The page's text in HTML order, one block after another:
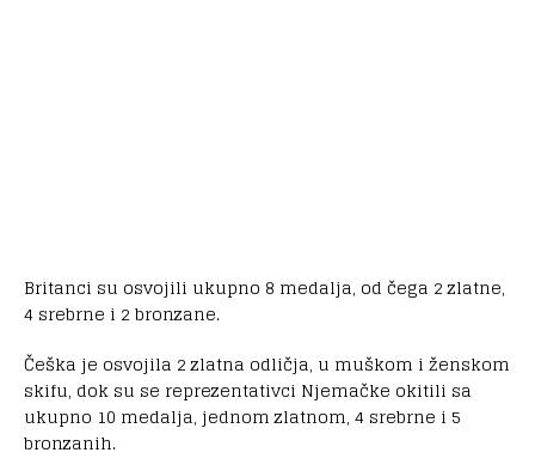
Britanci su osvojili ukupno 8 medalja, od čega 2 zlatne,
4 srebrne i 2 bronzane.
Češka je osvojila 2 zlatna odličja, u muškom i ženskom
skifu, dok su se reprezentativci Njemačke okitili sa
ukupno 10 medalja, jednom zlatnom, 4 srebrne i 5
bronzanih.